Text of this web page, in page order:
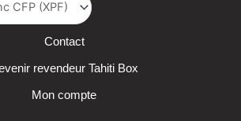
Contact
revendeur Tahiti Box
Mon compte